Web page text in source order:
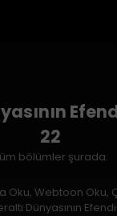
22
bölümler şurada:
Oku, Webtoon Oku,
Dünyasının